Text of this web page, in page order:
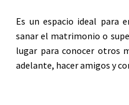
Es un espacio ideal para
sanar el matrimonio o
lugar para conocer otros
adelante, hacer amigos y